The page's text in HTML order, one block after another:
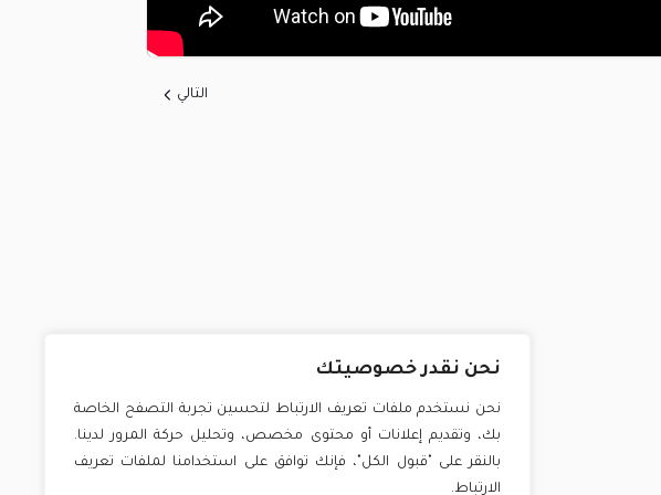
نحن نقدر خصوصيتك
نحن نستخدم ملفات تعريف الارتباط لتحسين تجربة التصفح الخاصة
بك، وتقديم إعلانات أو محتوى مخصص، وتحليل حركة المرور لدينا.
بالنقر على "قبول الكل"، فإنك توافق على استخدامنا لملفات تعريف
الارتباط.
التالي